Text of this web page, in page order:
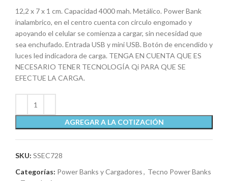
12,2 x 7 x 1 cm. Capacidad 4000 mah. Metálico. Power Bank
inalambrico, en el centro cuenta con circulo engomado y
apoyando el celular se comienza a cargar, sin necesidad que
sea enchufado. Entrada USB y mini USB. Botón de encendido y
luces led indicadora de carga. TENGA EN CUENTA QUE ES
NECESARIO TENER TECNOLOGÍA Qi PARA QUE SE
EFECTUE LA CARGA.
AGREGAR A LA COTIZACIÓN
SKU: SSEC728
Categorías: Power Banks y Cargadores, Tecno Power Banks